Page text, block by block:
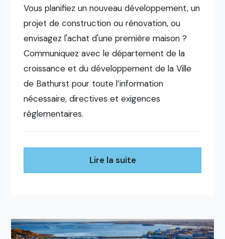
Vous planifiez un nouveau développement, un
projet de construction ou rénovation, ou
envisagez l'achat d'une première maison ?
Communiquez avec le département de la
croissance et du développement de la Ville
de Bathurst pour toute l’information
nécessaire, directives et exigences
réglementaires.
Lire la suite